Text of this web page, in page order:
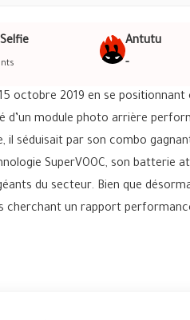
Antutu
-
octobre 2019 en se
d’un module photo arrière
il séduisait par son combo
SuperVOOC, son batterie
du secteur. Bien que
cherchant un rapport